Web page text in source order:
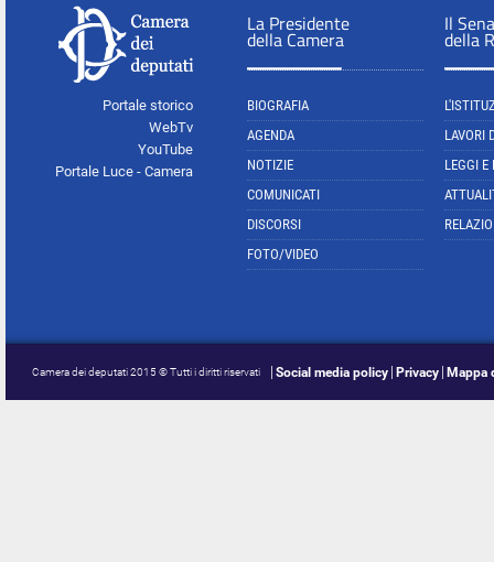
Portale storico
WebTv
YouTube
Portale Luce - Camera
La Presidente
della Camera
BIOGRAFIA
AGENDA
NOTIZIE
COMUNICATI
DISCORSI
FOTO/VIDEO
Il
della
LAVORI
LEGGI E
Camera dei deputati 2015 © Tutti i diritti riservati Social media policy Privacy Mappa